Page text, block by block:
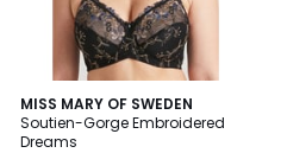
MISS MARY OF SWEDEN
Soutien-Gorge Embroidered
Dreams
2
Couleurs